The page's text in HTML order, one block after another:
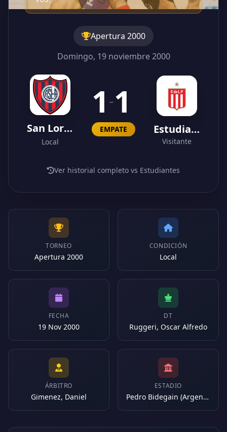
Apertura 2000
Domingo, 19 noviembre 2000
San Lorenzo
Local
1 -1
EMPATE Estudiantes
Visitante
Ver historial completo vs Estudiantes
TORNEO
Apertura 2000
CONDICIÓN
Local
FECHA
19 Nov 2000
DT
Ruggeri, Oscar Alfredo
ÁRBITRO
Gimenez, Daniel
ESTADIO
Pedro Bidegain (Argentina)